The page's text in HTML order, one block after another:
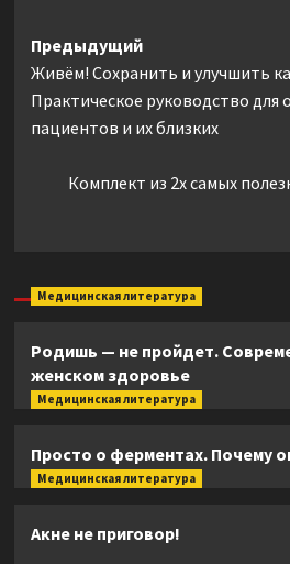
Навигация
записи
Предыдущий
Живём! Сохранить и улучшить
Практическое руководство для
пациентов и их близких
Комплект из 2х самых
Медицинская литература
Родишь — не пройдет.
женском здоровье
Медицинская литература
Просто о ферментах. Почему
Медицинская литература
Акне не приговор!